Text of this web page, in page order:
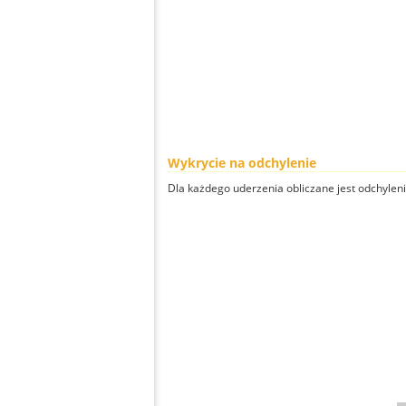
Wykrycie na odchylenie
Dla każdego uderzenia obliczane jest